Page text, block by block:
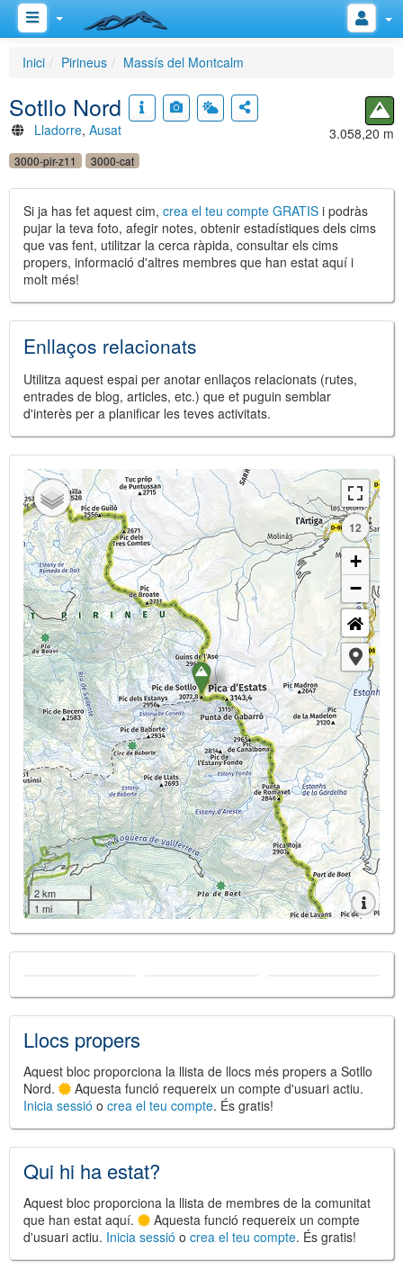
Inici Pirineus Massís del Montcalm
Sotllo Nord
Lladorre, Ausat 3.058,20 m
3000-pir-z11 3000-cat
Si ja has fet aquest cim, crea el teu compte GRATIS i podràs
pujar la teva foto, afegir notes, obtenir estadístiques dels cims
que vas fent, utilitzar la cerca ràpida, consultar els cims
propers, informació d'altres membres que han estat aquí i
molt més!
Enllaços relacionats
Utilitza aquest espai per anotar enllaços relacionats (rutes,
entrades de blog, articles, etc.) que et puguin semblar
d'interès per a planificar les teves activitats.
12
+
−
2 km
1 mi
Llocs propers
Aquest bloc proporciona la llista de llocs més propers a Sotllo
Nord.
Aquesta funció requereix un compte d'usuari actiu.
Inicia sessió o crea el teu compte. És gratis!
Qui hi ha estat?
Aquest bloc proporciona la llista de membres de la comunitat
que han estat aquí.
Aquesta funció requereix un compte
d'usuari actiu. Inicia sessió o crea el teu compte. És gratis!